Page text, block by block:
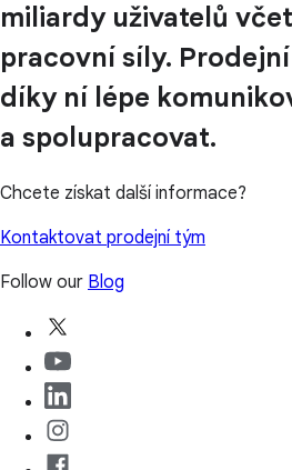
miliardy uživatelů
pracovní síly.
díky ní lépe
a spolupracovat.
Chcete získat další informace?
Kontaktovat prodejní tým
Follow our Blog